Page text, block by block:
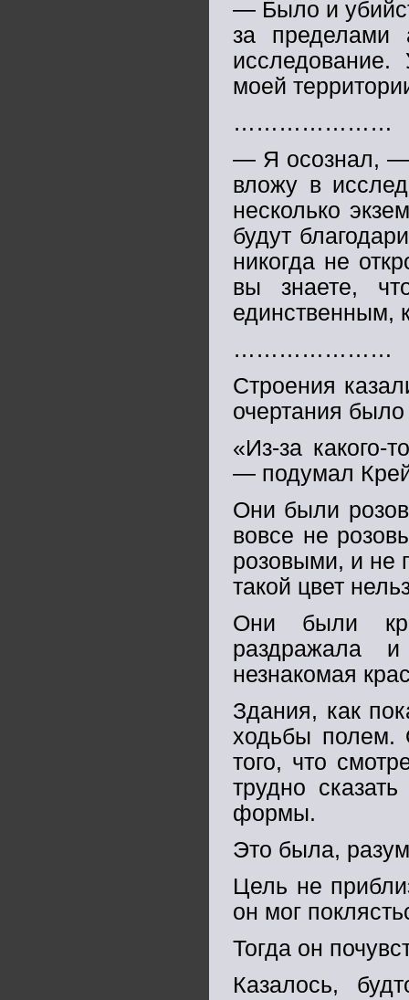
— Было и
за
моей
…………………
— Я осознал, —
вложу в
несколько
будут
никогда не
вы знаете,
единственным,
…………………
Строения
очертания было
«Из-за какого-
— подумал
Они были
вовсе не
розовыми, и не
такой цвет
Они были
раздражала
незнакомая
Здания, как
ходьбы полем.
того, что
трудно
формы.
Это была,
Цель не
он мог
Тогда он
Казалось,